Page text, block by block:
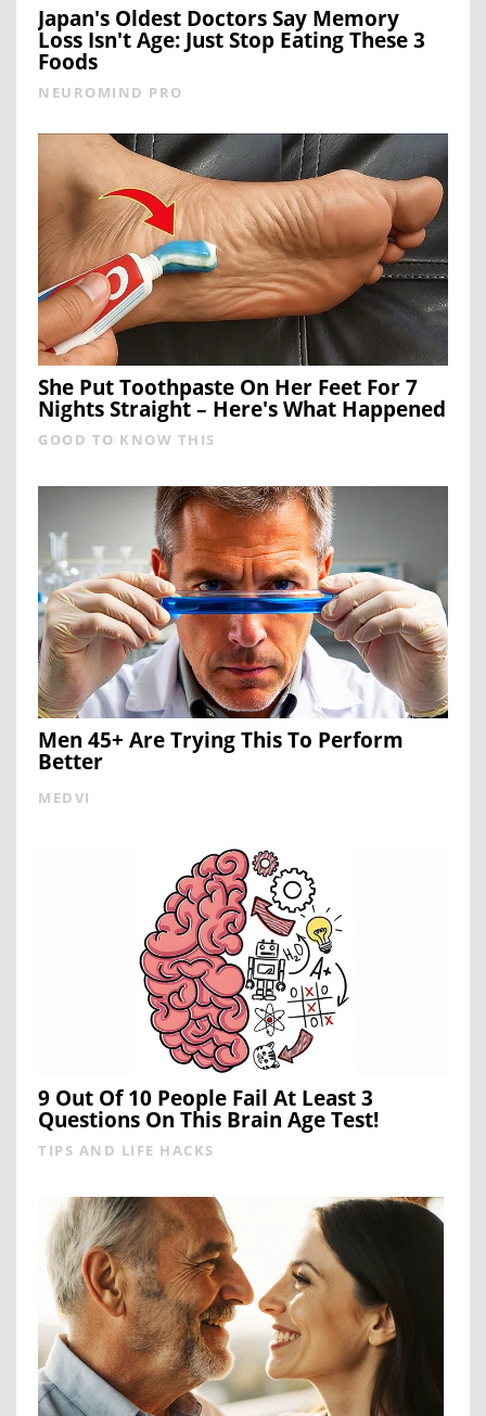
Japan's Oldest Doctors Say Memory
Loss Isn't Age: Just Stop Eating These 3
Foods
NEUROMIND PRO
She Put Toothpaste On Her Feet For 7
Nights Straight – Here's What Happened
GOOD TO KNOW THIS
Men 45+ Are Trying This To Perform
Better
MEDVI
9 Out Of 10 People Fail At Least 3
Questions On This Brain Age Test!
TIPS AND LIFE HACKS